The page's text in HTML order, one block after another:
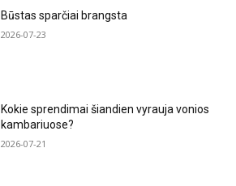
Būstas sparčiai brangsta
2026-07-23
Kokie sprendimai šiandien vyrauja vonios
kambariuose?
2026-07-21